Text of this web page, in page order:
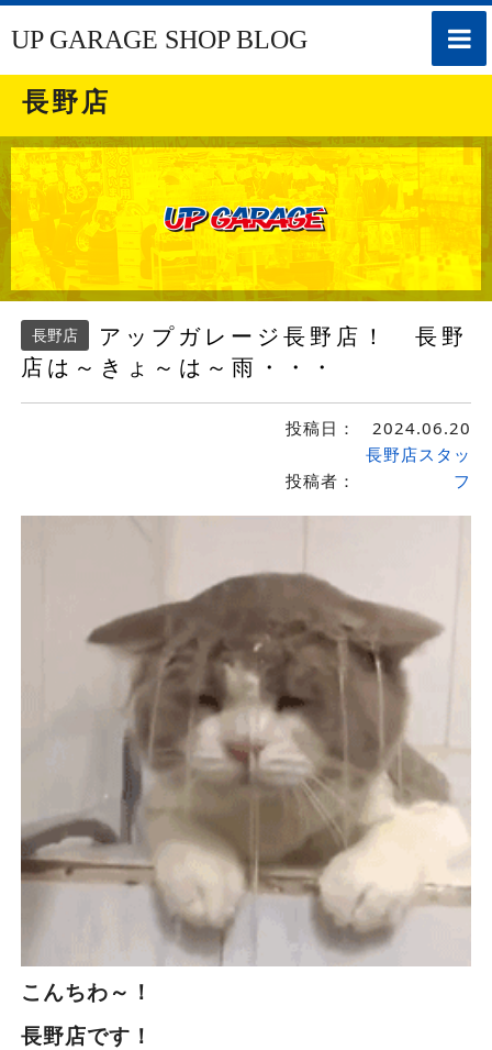
toggle
UP GARAGE SHOP BLOG
長野店
長野店
アップガレージ長野店！ 長野
店は～きょ～は～雨・・・
投稿日： 2024.06.20
投稿者：
長野店スタッ
フ
こんちわ～！
長野店です！